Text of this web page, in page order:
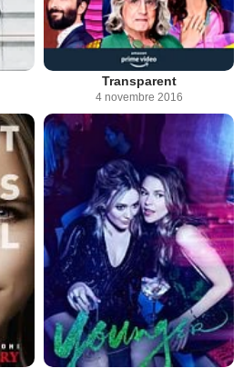
Transparent
4 novembre 2016